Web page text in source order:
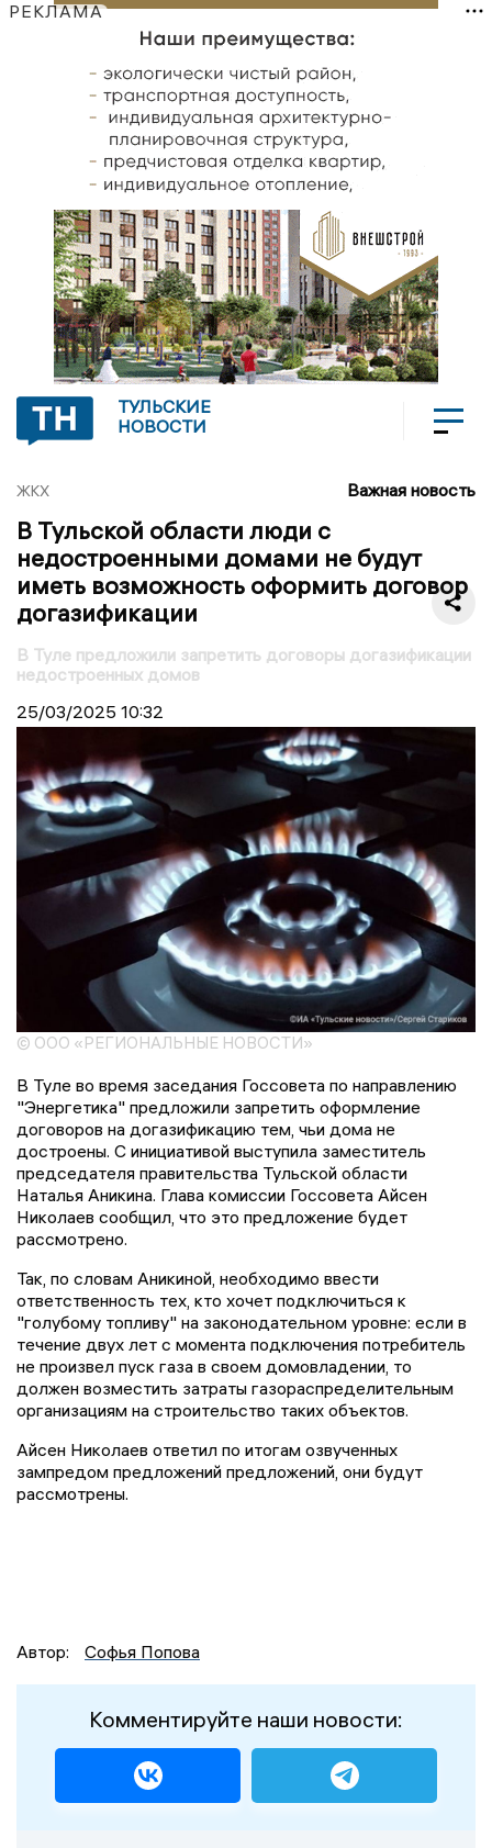
РЕКЛАМА
ТУЛЬСКИЕ
НОВОСТИ
ЖКХ Важная новость
В Тульской области люди с
недостроенными домами не будут
иметь возможность оформить договор
догазификации
В Туле предложили запретить договоры догазификации
недостроенных домов
25/03/2025 10:32
© ООО «РЕГИОНАЛЬНЫЕ НОВОСТИ»
В Туле во время заседания Госсовета по направлению
"Энергетика" предложили запретить оформление
договоров на догазификацию тем, чьи дома не
достроены. С инициативой выступила заместитель
председателя правительства Тульской области
Наталья Аникина. Глава комиссии Госсовета Айсен
Николаев сообщил, что это предложение будет
рассмотрено.
Так, по словам Аникиной, необходимо ввести
ответственность тех, кто хочет подключиться к
"голубому топливу" на законодательном уровне: если в
течение двух лет с момента подключения потребитель
не произвел пуск газа в своем домовладении, то
должен возместить затраты газораспределительным
организациям на строительство таких объектов.
Айсен Николаев ответил по итогам озвученных
зампредом предложений предложений, они будут
рассмотрены.
Автор: Софья Попова
Комментируйте наши новости: